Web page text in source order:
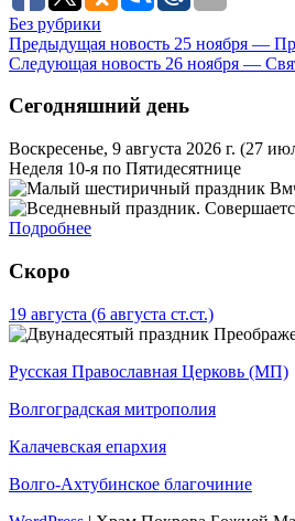
Без рубрики
Предыдущая новость 25 ноября —
Следующая новость 26 ноября —
Сегодняшний день
Воскресенье, 9 августа 2026 г. (27
Неделя 10-я по Пятидесятнице
Подробнее
Скоро
19 августа (6 августа ст.ст.)
Русская Православная Церковь (МП)
Волгоградская митрополия
Калачевская епархия
Волго-Ахтубинское благочиние